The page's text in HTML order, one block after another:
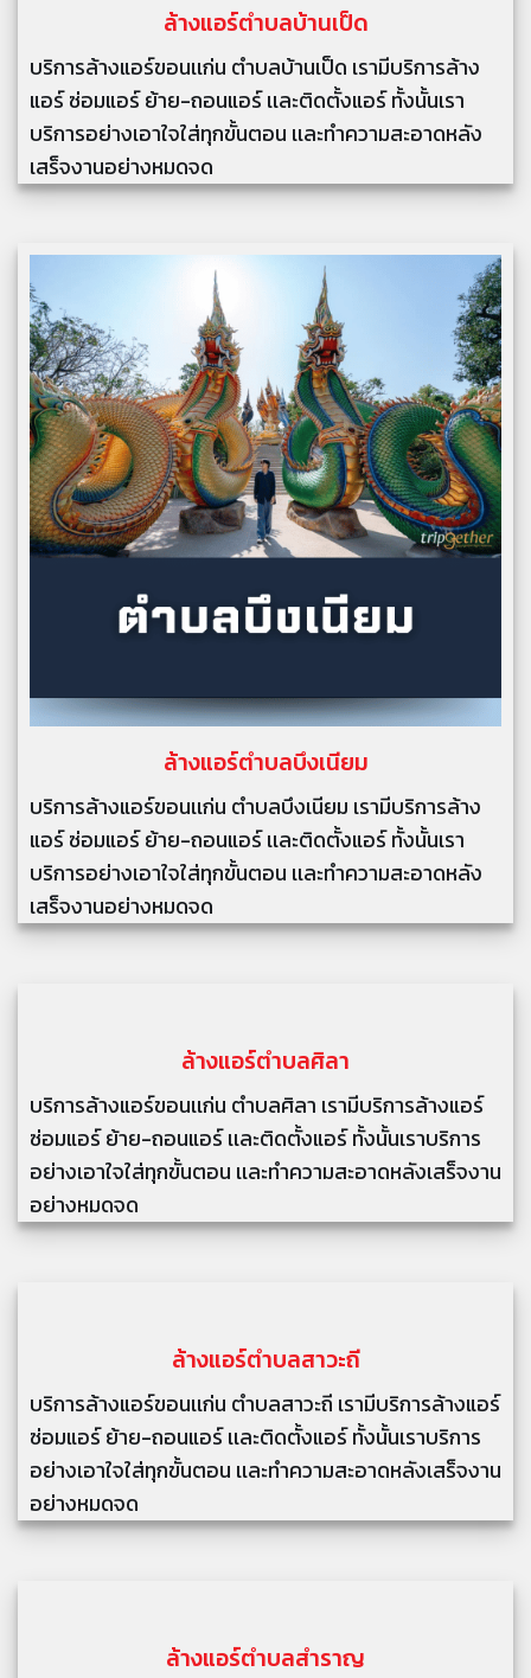
ล้างแอร์ตำบลบ้านเป็ด
บริการล้างแอร์ขอนเเก่น ตำบลบ้านเป็ด เรามีบริการล้าง
แอร์ ซ่อมแอร์ ย้าย-ถอนแอร์ เเละติดตั้งแอร์ ทั้งนั้นเรา
บริการอย่างเอาใจใส่ทุกขั้นตอน เเละทำความสะอาดหลัง
เสร็จงานอย่างหมดจด
ล้างแอร์ตำบลบึงเนียม
บริการล้างแอร์ขอนเเก่น ตำบลบึงเนียม เรามีบริการล้าง
แอร์ ซ่อมแอร์ ย้าย-ถอนแอร์ เเละติดตั้งแอร์ ทั้งนั้นเรา
บริการอย่างเอาใจใส่ทุกขั้นตอน เเละทำความสะอาดหลัง
เสร็จงานอย่างหมดจด
ล้างแอร์ตำบลศิลา
บริการล้างแอร์ขอนเเก่น ตำบลศิลา เรามีบริการล้างแอร์
ซ่อมแอร์ ย้าย-ถอนแอร์ เเละติดตั้งแอร์ ทั้งนั้นเราบริการ
อย่างเอาใจใส่ทุกขั้นตอน เเละทำความสะอาดหลังเสร็จงาน
อย่างหมดจด
ล้างแอร์ตำบลสาวะถี
บริการล้างแอร์ขอนเเก่น ตำบลสาวะถี เรามีบริการล้างแอร์
ซ่อมแอร์ ย้าย-ถอนแอร์ เเละติดตั้งแอร์ ทั้งนั้นเราบริการ
อย่างเอาใจใส่ทุกขั้นตอน เเละทำความสะอาดหลังเสร็จงาน
อย่างหมดจด
ล้างแอร์ตำบลสำราญ